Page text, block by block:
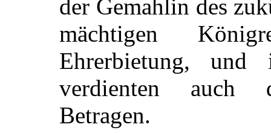
der Gemahlin des
mächtigen
Ehrerbietung, und
verdienten auch
Betragen.